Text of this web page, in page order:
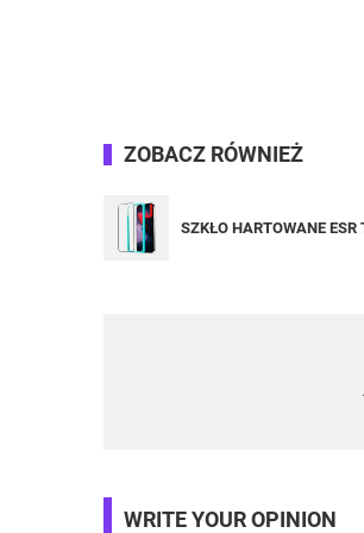
ZOBACZ RÓWNIEŻ
SZKŁO HARTOWANE ESR
WRITE YOUR OPINION